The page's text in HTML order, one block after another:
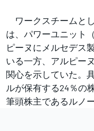
ワークスチームと
は、パワーユニット
ピーヌにメルセデス
いる一方、アルピー
関心を示していた。
ルが保有する24％の
筆頭株主であるルノ